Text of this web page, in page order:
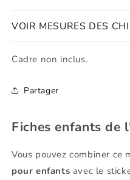
VOIR MESURES DES
Cadre non inclus.
Partager
Fiches enfants de
Vous pouvez combiner
pour enfants avec le